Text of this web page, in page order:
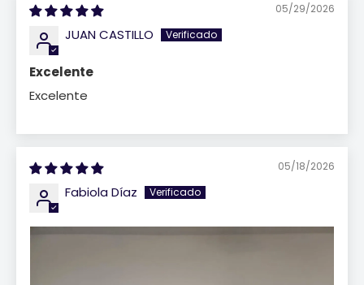
05/29/2026
JUAN CASTILLO
Excelente
Excelente
05/18/2026
Fabiola Díaz